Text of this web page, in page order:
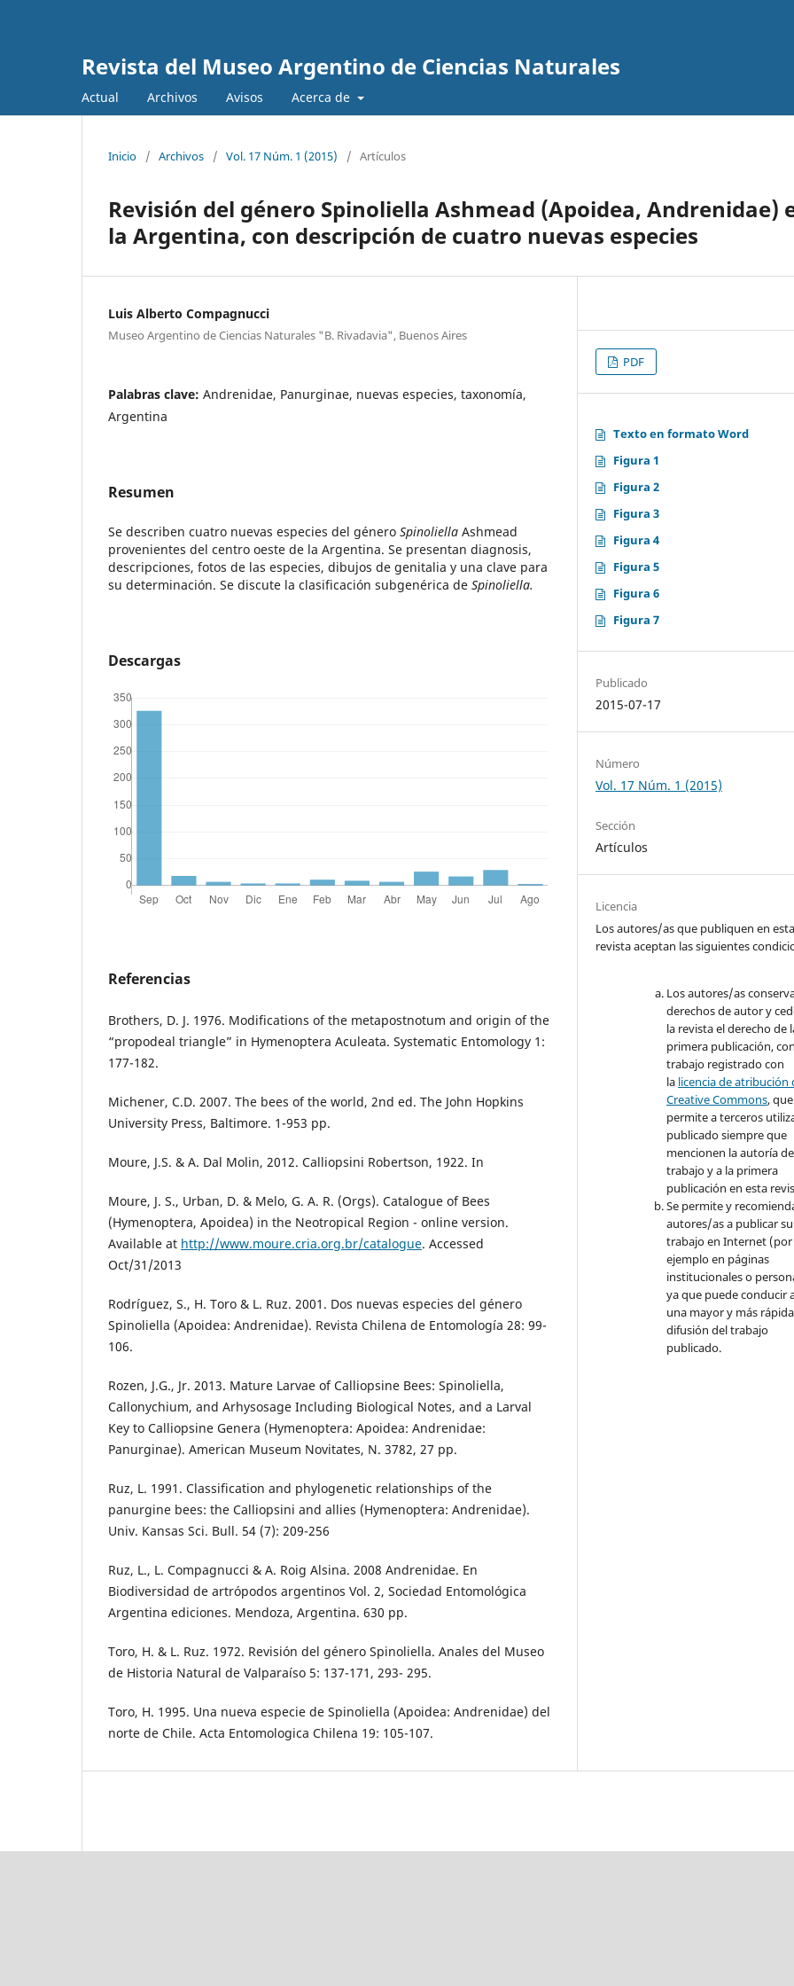
Revista del Museo Argentino de Ciencias Naturales
Actual Archivos Avisos Acerca de
Inicio / Archivos / Vol. 17 Núm. 1 (2015) / Artículos
Revisión del género Spinoliella Ashmead (Apoidea, Andrenidae)
la Argentina, con descripción de cuatro nuevas especies
Luis Alberto Compagnucci
Museo Argentino de Ciencias Naturales "B. Rivadavia", Buenos Aires
Palabras clave: Andrenidae, Panurginae, nuevas especies, taxonomía,
Argentina
Resumen
Se describen cuatro nuevas especies del género Spinoliella Ashmead
provenientes del centro oeste de la Argentina. Se presentan diagnosis,
descripciones, fotos de las especies, dibujos de genitalia y una clave para
su determinación. Se discute la clasificación subgenérica de Spinoliella.
Descargas
Referencias
Brothers, D. J. 1976. Modifications of the metapostnotum and origin of the
“propodeal triangle” in Hymenoptera Aculeata. Systematic Entomology 1:
177-182.
Michener, C.D. 2007. The bees of the world, 2nd ed. The John Hopkins
University Press, Baltimore. 1-953 pp.
Moure, J.S. & A. Dal Molin, 2012. Calliopsini Robertson, 1922. In
Moure, J. S., Urban, D. & Melo, G. A. R. (Orgs). Catalogue of Bees
(Hymenoptera, Apoidea) in the Neotropical Region - online version.
Available at http://www.moure.cria.org.br/catalogue. Accessed
Oct/31/2013
Rodríguez, S., H. Toro & L. Ruz. 2001. Dos nuevas especies del género
Spinoliella (Apoidea: Andrenidae). Revista Chilena de Entomología 28: 99-
106.
Rozen, J.G., Jr. 2013. Mature Larvae of Calliopsine Bees: Spinoliella,
Callonychium, and Arhysosage Including Biological Notes, and a Larval
Key to Calliopsine Genera (Hymenoptera: Apoidea: Andrenidae:
Panurginae). American Museum Novitates, N. 3782, 27 pp.
Ruz, L. 1991. Classification and phylogenetic relationships of the
panurgine bees: the Calliopsini and allies (Hymenoptera: Andrenidae).
Univ. Kansas Sci. Bull. 54 (7): 209-256
Ruz, L., L. Compagnucci & A. Roig Alsina. 2008 Andrenidae. En
Biodiversidad de artrópodos argentinos Vol. 2, Sociedad Entomológica
Argentina ediciones. Mendoza, Argentina. 630 pp.
Toro, H. & L. Ruz. 1972. Revisión del género Spinoliella. Anales del Museo
de Historia Natural de Valparaíso 5: 137-171, 293- 295.
Toro, H. 1995. Una nueva especie de Spinoliella (Apoidea: Andrenidae) del
norte de Chile. Acta Entomologica Chilena 19: 105-107.
PDF
Texto en formato Word
Figura 1
Figura 2
Figura 3
Figura 4
Figura 5
Figura 6
Figura 7
Publicado
2015-07-17
Número
Vol. 17 Núm. 1 (2015)
Sección
Artículos
Licencia
Los autores/as que publiquen en esta
revista aceptan las siguientes
Los autores/as
derechos de autor y
la revista el derecho de
primera publicación,
trabajo registrado con
la licencia de atribución
Creative Commons, que
permite a terceros
publicado siempre que
mencionen la autoría
trabajo y a la primera
publicación en esta
Se permite y
autores/as a publicar su
trabajo en Internet (por
ejemplo en páginas
institucionales o
ya que puede conducir
una mayor y más rápida
difusión del trabajo
publicado.